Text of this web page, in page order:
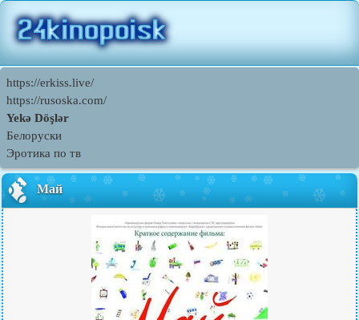
https://erkiss.live/
https://rusoska.com/
Yekə Döşlər
Белоруски
Эротика по тв
Май